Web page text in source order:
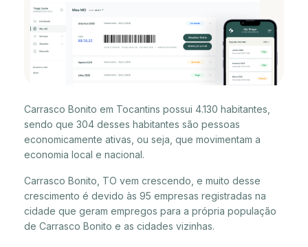
Carrasco Bonito em Tocantins possui 4.130 habitantes,
sendo que 304 desses habitantes são pessoas
economicamente ativas, ou seja, que movimentam a
economia local e nacional.
Carrasco Bonito, TO vem crescendo, e muito desse
crescimento é devido às 95 empresas registradas na
cidade que geram empregos para a própria população
de Carrasco Bonito e as cidades vizinhas.